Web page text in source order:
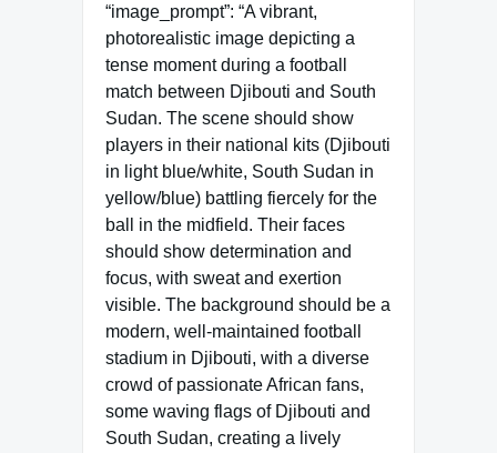
“image_prompt”: “A vibrant,
photorealistic image depicting a
tense moment during a football
match between Djibouti and South
Sudan. The scene should show
players in their national kits (Djibouti
in light blue/white, South Sudan in
yellow/blue) battling fiercely for the
ball in the midfield. Their faces
should show determination and
focus, with sweat and exertion
visible. The background should be a
modern, well-maintained football
stadium in Djibouti, with a diverse
crowd of passionate African fans,
some waving flags of Djibouti and
South Sudan, creating a lively